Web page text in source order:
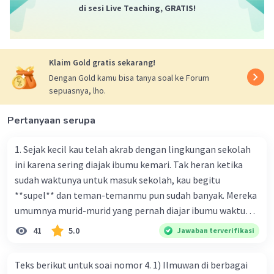
Lingkungan Hidup dan Kehutanan (KLHK),..."
Jadi, jawabannya:
1) penegasan ulang: "Para guru, khususnya guru
IPA Biologi, perlu menggedor kesadaran murid-
muridnya...Tak berlebihan juga jika guru
mengakui mereka sebagai pahlawan
lingkungan".
Lingkungan Hidup dan Kehutanan (KLHK),..."
Beri Rating·5.0(2) Balas
Level 1
23 Oktober 2023 13:23
,😂😂😂😂😂😂😂😂😂😂😂😂😂😂😂😂😂😂
di sesi Live Teaching, GRATIS!
Klaim Gold gratis sekarang!
Dengan Gold kamu bisa tanya soal ke Forum
sepuasnya, lho.
Pertanyaan serupa
1. Sejak kecil kau telah akrab dengan lingkungan sekolah
ini karena sering diajak ibumu kemari. Tak heran ketika
sudah waktunya untuk masuk sekolah, kau begitu
**supel** dan teman-temanmu pun sudah banyak. Mereka
umumnya murid-murid yang pernah diajar ibumu waktu
kelas satu. Sedangkan aku? Aku waktu itu baru saja pindah
ke kota kecil ini. Makna kata bercetak tebal dalam kutipan
41 5.0 Jawaban terverifikasi
Teks berikut untuk soai nomor 4. 1) Ilmuwan di berbagai